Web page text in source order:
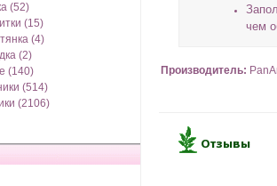
(52)
(15)
(4)
(2)
(140)
(514)
(2106)
чем
Производитель: